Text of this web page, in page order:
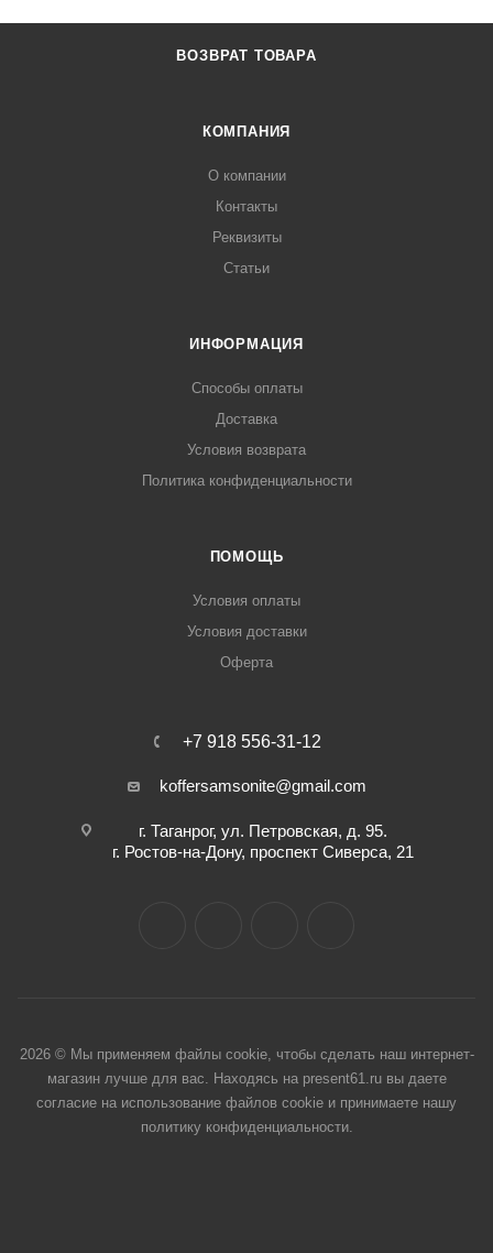
ВОЗВРАТ ТОВАРА
КОМПАНИЯ
О компании
Контакты
Реквизиты
Статьи
ИНФОРМАЦИЯ
Способы оплаты
Доставка
Условия возврата
Политика конфиденциальности
ПОМОЩЬ
Условия оплаты
Условия доставки
Оферта
+7 918 556-31-12
koffersamsonite@gmail.com
г. Таганрог, ул. Петровская, д. 95.
г. Ростов-на-Дону, проспект Сиверса, 21
2026 © Мы применяем файлы cookie, чтобы сделать наш интернет-
магазин лучше для вас. Находясь на present61.ru вы даете
согласие на использование файлов cookie и принимаете нашу
политику конфиденциальности.